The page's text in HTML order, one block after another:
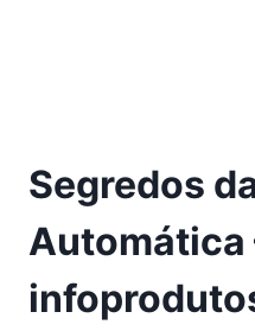
Segredos
Automática